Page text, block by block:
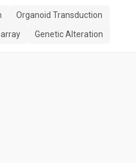
Organoid Transduction
Genetic Alteration